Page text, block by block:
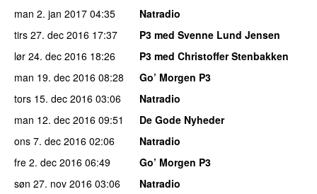
man 2. jan 2017 04:35
Natradio
tirs 27. dec 2016 17:37
P3 med Svenne Lund Jensen
lør 24. dec 2016 18:26
P3 med Christoffer Stenbakken
man 19. dec 2016 08:28
Go’ Morgen P3
tors 15. dec 2016 03:06
Natradio
man 12. dec 2016 09:51
De Gode Nyheder
ons 7. dec 2016 02:06
Natradio
fre 2. dec 2016 06:49
Go’ Morgen P3
søn 27. nov 2016 03:06
Natradio